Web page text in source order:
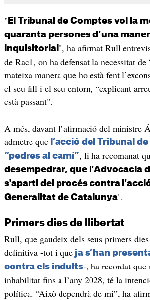
" El Tribunal de Comptes vol la
quaranta persones d'una
inquisitorial ", ha afirmat Rull
de Rac1, on ha defensat la necessitat de
mateixa manera que ho està fent
el seu fill i el seu entorn, “explicant
està passant".
A més, davant l’afirmació del ministre
admetre quel’acció del Tribunal
“pedres al camí”, li ha recomanat
desempedrar, que l'Advocacia
s'aparti del procés contra
Generalitat de Catalunya".
Primers dies de llibertat
Rull, que gaudeix dels seus primers
definitiva -tot i queja s’han
contra els indults-, ha recordat que
inhabilitat fins a l’any 2028, té la
política. “Això dependrà de mi”, ha